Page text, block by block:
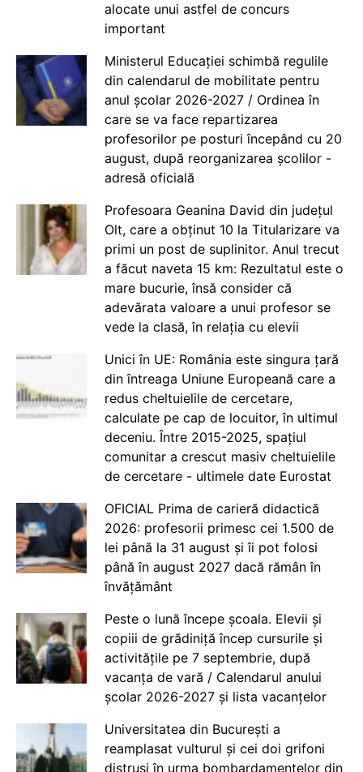
alocate unui astfel de concurs
important
Ministerul Educației schimbă regulile
din calendarul de mobilitate pentru
anul școlar 2026-2027 / Ordinea în
care se va face repartizarea
profesorilor pe posturi începând cu 20
august, după reorganizarea școlilor -
adresă oficială
Profesoara Geanina David din județul
Olt, care a obținut 10 la Titularizare va
primi un post de suplinitor. Anul trecut
a făcut naveta 15 km: Rezultatul este o
mare bucurie, însă consider că
adevărata valoare a unui profesor se
vede la clasă, în relația cu elevii
Unici în UE: România este singura țară
din întreaga Uniune Europeană care a
redus cheltuielile de cercetare,
calculate pe cap de locuitor, în ultimul
deceniu. Între 2015-2025, spațiul
comunitar a crescut masiv cheltuielile
de cercetare - ultimele date Eurostat
OFICIAL Prima de carieră didactică
2026: profesorii primesc cei 1.500 de
lei până la 31 august și îi pot folosi
până în august 2027 dacă rămân în
învățământ
Peste o lună începe școala. Elevii și
copiii de grădiniță încep cursurile și
activitățile pe 7 septembrie, după
vacanța de vară / Calendarul anului
școlar 2026-2027 și lista vacanțelor
Universitatea din București a
reamplasat vulturul și cei doi grifoni
distruși în urma bombardamentelor din